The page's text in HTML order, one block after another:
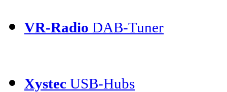
VR-Radio DAB-Tuner
Xystec USB-Hubs